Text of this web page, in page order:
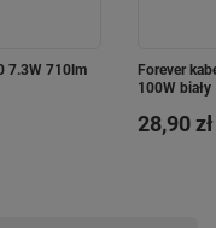
7.3W 710lm
Forever
100W biały
28,90 zł